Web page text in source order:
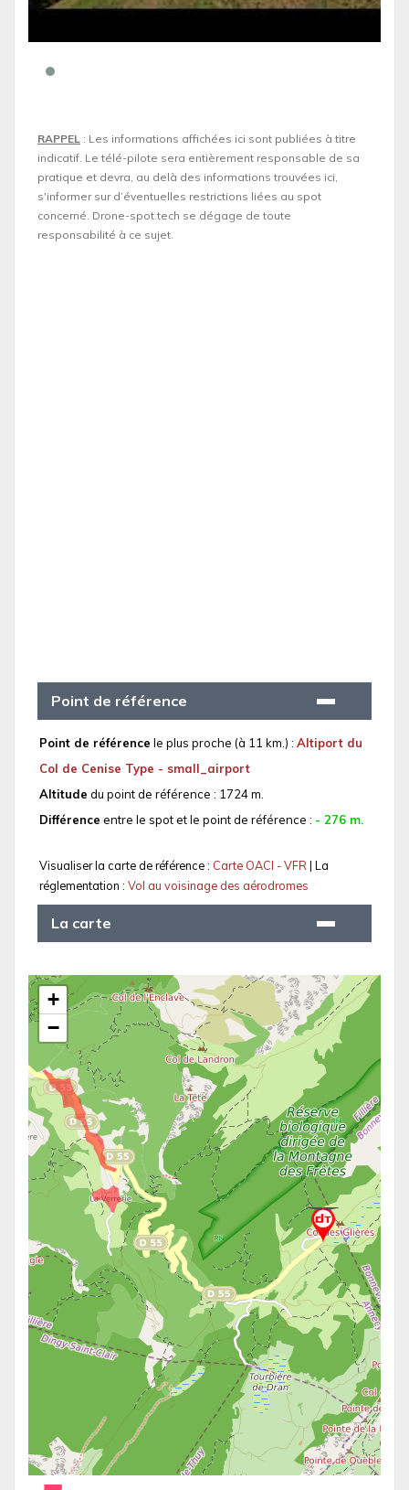
RAPPEL : Les informations affichées ici sont publiées à titre
indicatif. Le télé-pilote sera entièrement responsable de sa
pratique et devra, au delà des informations trouvées ici,
s'informer sur d’éventuelles restrictions liées au spot
concerné. Drone-spot.tech se dégage de toute
responsabilité à ce sujet.
Point de référence
Point de référence le plus proche (à 11 km.) : Altiport du
Col de Cenise Type - small_airport
Altitude du point de référence : 1724 m.
Différence entre le spot et le point de référence : - 276 m.
Visualiser la carte de référence : Carte OACI - VFR| La
réglementation : Vol au voisinage des aérodromes
La carte